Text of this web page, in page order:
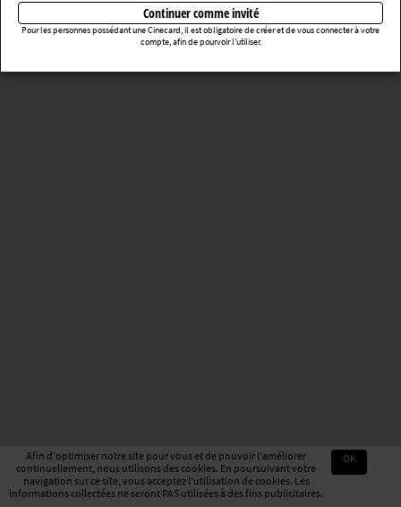
Afin d'optimiser notre site pour vous et de pouvoir l'améliorer
continuellement, nous utilisons des cookies. En poursuivant votre
navigation sur ce site, vous acceptez l'utilisation de cookies. Les
informations collectées ne seront PAS utilisées à des fins publicitaires.
OK
Continuer comme invité
Pour les personnes possédant une Cinecard, il est obligatoire de créer et de vous connecter à votre
compte, afin de pourvoir l’utiliser.